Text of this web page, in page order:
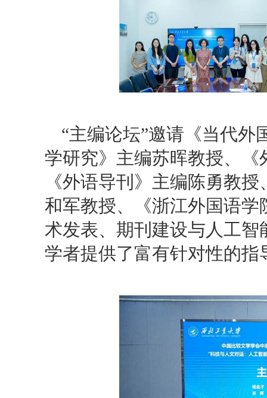
“主编论坛”邀请《当代外
学研究》主编苏晖教授、
《外语导刊》主编陈勇教
和军教授、《浙江外国语
术发表、期刊建设与人工
学者提供了富有针对性的指